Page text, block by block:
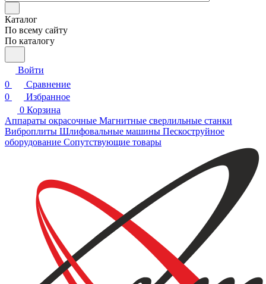
Каталог
По всему сайту
По каталогу
Войти
0
Сравнение
0
Избранное
0 Корзина
Аппараты окрасочные Магнитные сверлильные станки
Виброплиты Шлифовальные машины Пескоструйное
оборудование Сопутствующие товары